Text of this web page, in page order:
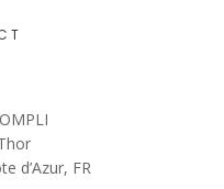
d’Azur, FR